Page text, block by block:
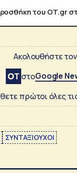
του ΟΤ.gr
Ακολουθήστε τον
στοGoogle
πρώτοι όλες
ΣΥΝΤΑΞΙΟΥΧΟΙ